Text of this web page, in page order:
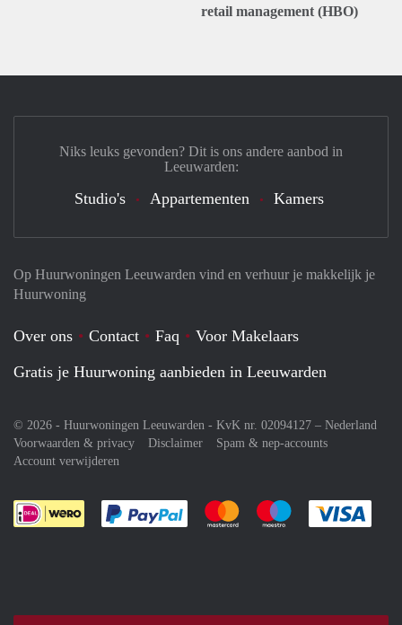
retail management (HBO)
Op Huurwoningen Leeuwarden vind en verhuur je makkelijk je
Huurwoning
Over ons Contact Faq
Voor Makelaars
Gratis je Huurwoning aanbieden in Leeuwarden
© 2026 - Huurwoningen Leeuwarden - KvK nr. 02094127 – Nederland
Voorwaarden & privacy
Disclaimer
Spam & nep-accounts
Account verwijderen
Je rekent gemakkelijk af met Paypal
Je rekent gemakkelijk af met
Je rekent
Niks leuks gevonden? Dit is ons andere aanbod in
Leeuwarden:
Studio's Appartementen Kamers